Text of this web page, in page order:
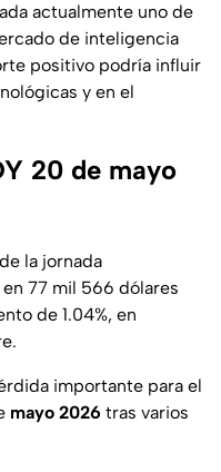
actualmente uno de
de inteligencia
positivo podría influir
y en el
20 de mayo
la jornada
en 77 mil 566 dólares
de 1.04%, en
importante para el
mayo 2026 tras varios